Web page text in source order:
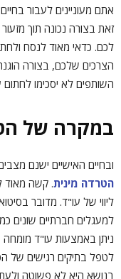
אתם מעוניינים לעבור
זאת בצורה נכונה תוך מזעור
לכם. כדאי מאוד לנסח
הצרכים שלכם, בצורה
השותפים לא יסכימו
במקרה של
ובחיים האישיים ישנם
הטרדה מינית. קשה מאוד
ליווי של עו"ד. מדובר
למעגלים חברתיים
ניתן באמצעות עו"ד מומחה
לטפל בתיקים רגישים של
בנושא היא לא פשוטה